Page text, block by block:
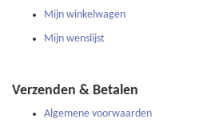
Mijn winkelwagen
Mijn wenslijst
Verzenden & Betalen
Algemene voorwaarden